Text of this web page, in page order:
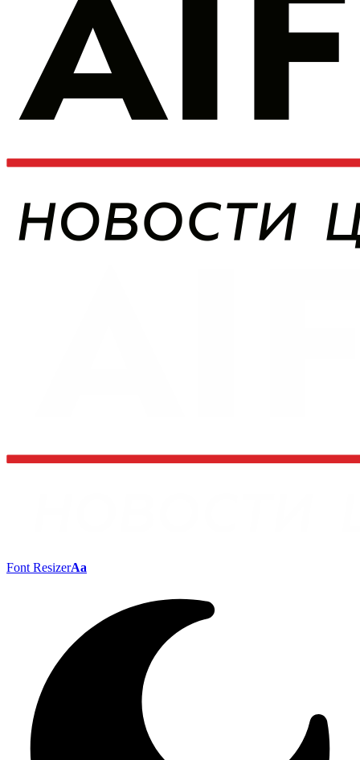
Font ResizerAa